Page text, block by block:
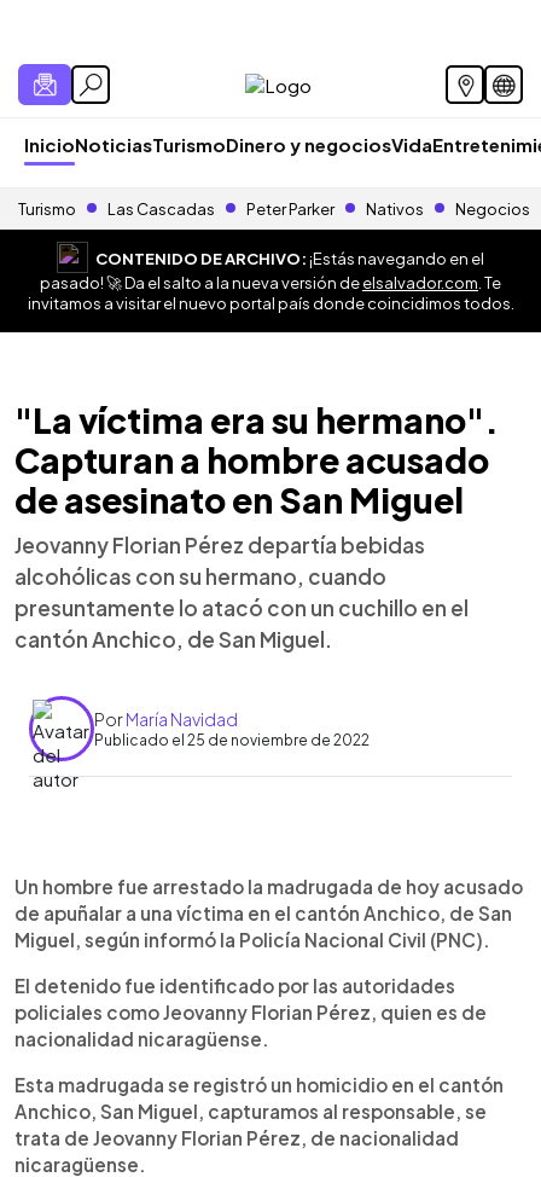
InicioNoticiasTurismoDinero y negociosVida
Turismo Las Cascadas Peter Parker Nativos Negocios
CONTENIDO DE ARCHIVO:¡Estás navegando en el
pasado! 🚀 Da el salto a la nueva versión deelsalvador.com . Te
invitamos a visitar el nuevo portal país donde coincidimos todos.
"La víctima era su hermano".
Capturan a hombre acusado
de asesinato en San Miguel
Jeovanny Florian Pérez departía bebidas
alcohólicas con su hermano, cuando
presuntamente lo atacó con un cuchillo en el
cantón Anchico, de San Miguel.
PorMaría Navidad
Publicado el 25 de noviembre de 2022
► Escuchar artículo
Un hombre fue arrestado la madrugada de hoy acusado
de apuñalar a una víctima en el cantón Anchico, de San
Miguel, según informó la Policía Nacional Civil (PNC).
El detenido fue identificado por las autoridades
policiales como Jeovanny Florian Pérez, quien es de
nacionalidad nicaragüense.
Esta madrugada se registró un homicidio en el cantón
Anchico, San Miguel, capturamos al responsable, se
trata de Jeovanny Florian Pérez, de nacionalidad
nicaragüense.